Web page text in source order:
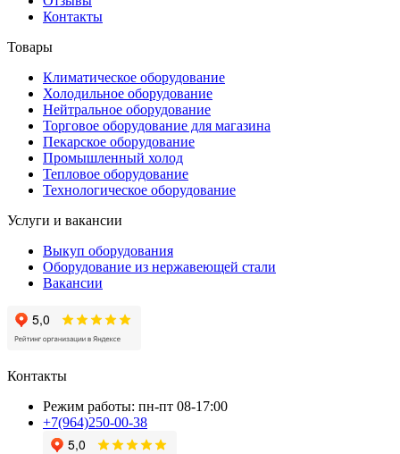
Контакты
Товары
Климатическое оборудование
Холодильное оборудование
Нейтральное оборудование
Торговое оборудование для магазина
Пекарское оборудование
Промышленный холод
Тепловое оборудование
Технологическое оборудование
Услуги и вакансии
Выкуп оборудования
Оборудование из нержавеющей стали
Вакансии
Контакты
Режим работы: пн-пт 08-17:00
+7(964)250-00-38